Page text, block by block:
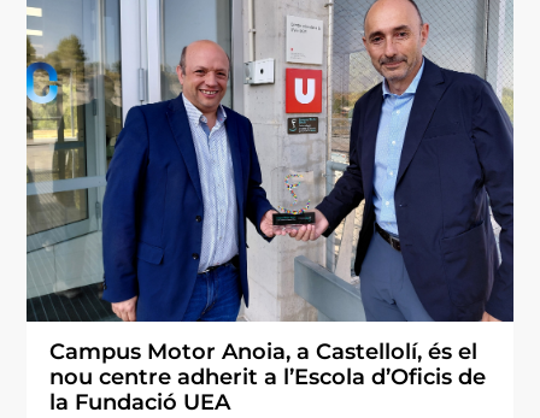
Campus Motor Anoia, a Castellolí, és el
nou centre adherit a l’Escola d’Oficis de
la Fundació UEA